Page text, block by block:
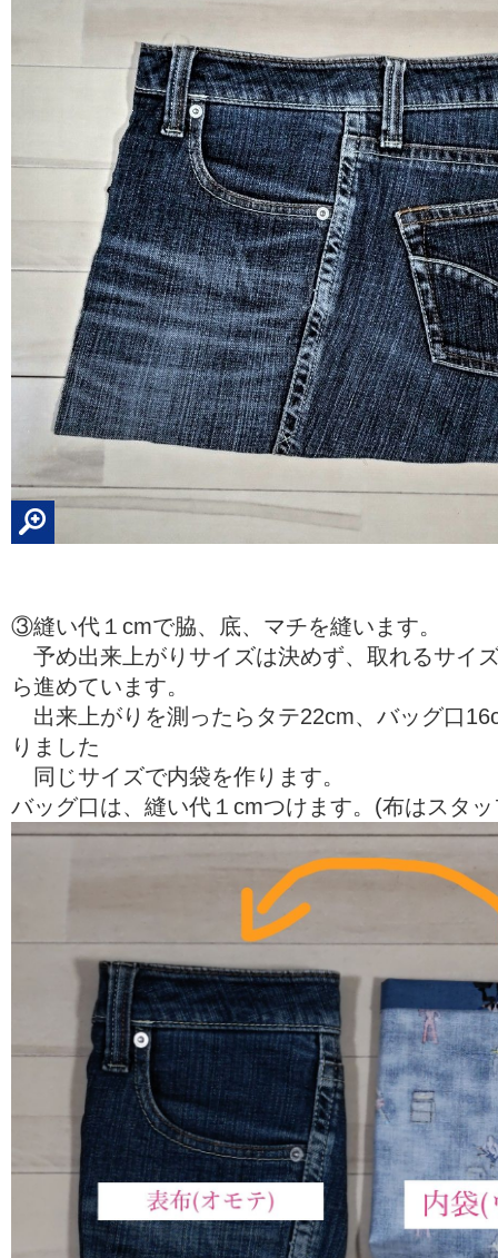
③縫い代１cmで脇、底、マチを縫います。
予め出来上がりサイズは決めず、取れるサイ
ら進めています。
出来上がりを測ったらタテ22cm、バッグ口
りました
同じサイズで内袋を作ります。
バッグ口は、縫い代１cmつけます。(布はスタ